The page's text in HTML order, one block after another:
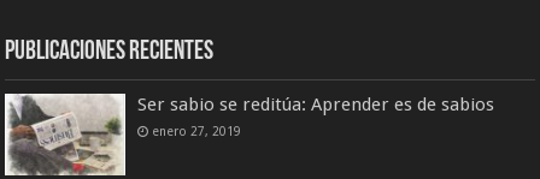
Publicaciones Recientes
Ser sabio se reditúa: Aprender es de sabios
enero 27, 2019